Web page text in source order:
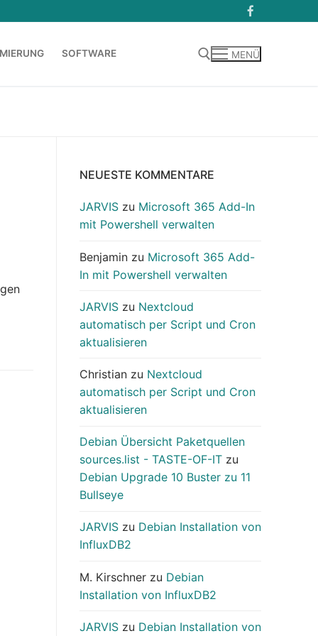
SOFTWARE MENÜ
NEUESTE KOMMENTARE
JARVIS zu Microsoft 365 Add-In
mit Powershell verwalten
Benjamin zu Microsoft 365 Add-
In mit Powershell verwalten
JARVIS zu Nextcloud
automatisch per Script und Cron
aktualisieren
Christian zu Nextcloud
automatisch per Script und Cron
aktualisieren
Debian Übersicht Paketquellen
sources.list - TASTE-OF-IT zu
Debian Upgrade 10 Buster zu 11
Bullseye
JARVIS zu Debian Installation von
InfluxDB2
M. Kirschner zu Debian
Installation von InfluxDB2
JARVIS zu Debian Installation von